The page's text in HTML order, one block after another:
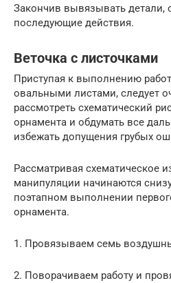
Закончив вывязывать детали,
последующие действия.
Веточка с листочками
Приступая к выполнению
овальными листами, следует
рассмотреть схематический
орнамента и обдумать все
избежать допущения грубых
Рассматривая схематическое
манипуляции начинаются
поэтапном выполнении
орнамента.
1. Провязываем семь
2. Поворачиваем работу и